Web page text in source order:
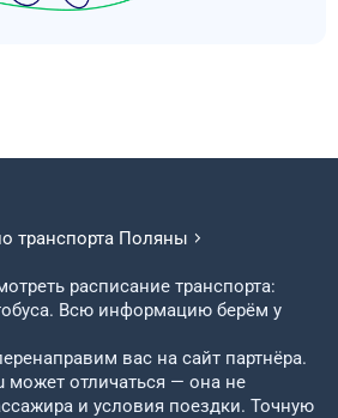
транспорта Поляны
расписание транспорта:
Всю информацию берём у
вас на сайт партнёра.
может отличаться — она не
и условия поездки. Точную